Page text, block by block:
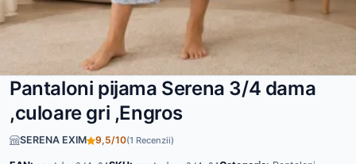
Pantaloni pijama Serena 3/4 dama
,culoare gri ,Engros
SERENA EXIM 9,5/10(1 Recenzii)